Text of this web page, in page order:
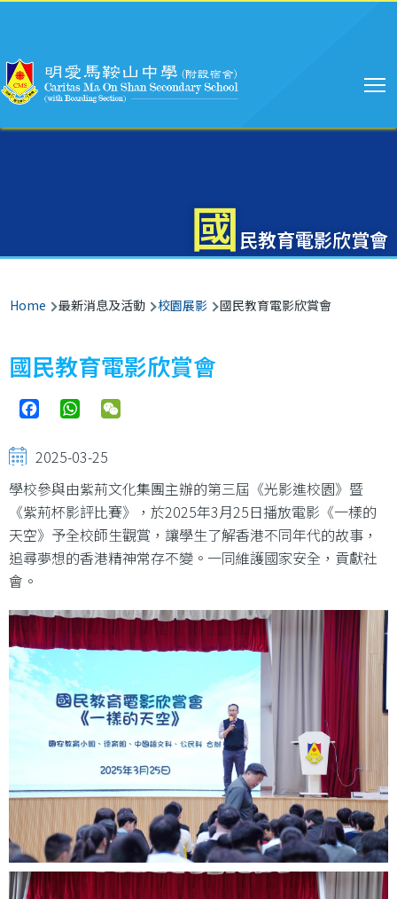
國 民教育電影欣賞會
Breadcrumb
Home 最新消息及活動 校園展影 國民教育電影欣賞會
國民教育電影欣賞會
FacebookWhatsApp
2025-03-25
學校參與由紫荊文化集團主辦的第三屆《光影進校園》暨
《紫荊杯影評比賽》，於2025年3月25日播放電影《一樣的
天空》予全校師生觀賞，讓學生了解香港不同年代的故事，
追尋夢想的香港精神常存不變。一同維護國家安全，貢獻社
會。